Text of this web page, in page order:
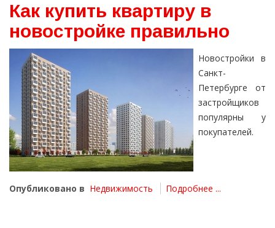
Как купить квартиру в
новостройке правильно
Новостройки в
Санкт-
Петербурге от
застройщиков
популярны у
покупателей.
Опубликовано в Недвижимость Подробнее ...